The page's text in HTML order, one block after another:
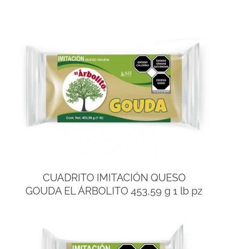
CUADRITO IMITACIÓN QUESO
GOUDA EL ÁRBOLITO 453,59 g 1 lb pz